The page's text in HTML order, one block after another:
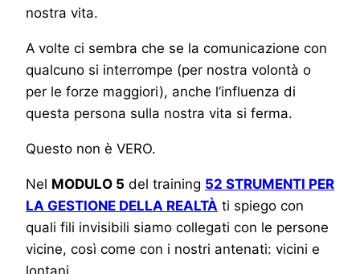
nostra vita.
A volte ci sembra che se la comunicazione con
qualcuno si interrompe (per nostra volontà o
per le forze maggiori), anche l’influenza di
questa persona sulla nostra vita si ferma.
Questo non è VERO.
Nel MODULO 5 del training 52 STRUMENTI PER
LA GESTIONE DELLA REALTÀ ti spiego con
quali fili invisibili siamo collegati con le persone
vicine, così come con i nostri antenati: vicini e
lontani.